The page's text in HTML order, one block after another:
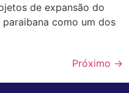
de expansão do
como um dos
Próximo →